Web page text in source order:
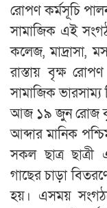
রোপণ কর্মসূচি
সামাজিক এই
কলেজ, মাদ্রাসা,
রাস্তায় বৃক্ষ
সামাজিক
আজ ১৯ জুন রোজ
আব্দার মানিক
সকল ছাত্র ছাত্রী
গাছের চাড়া
হয়। এসময়